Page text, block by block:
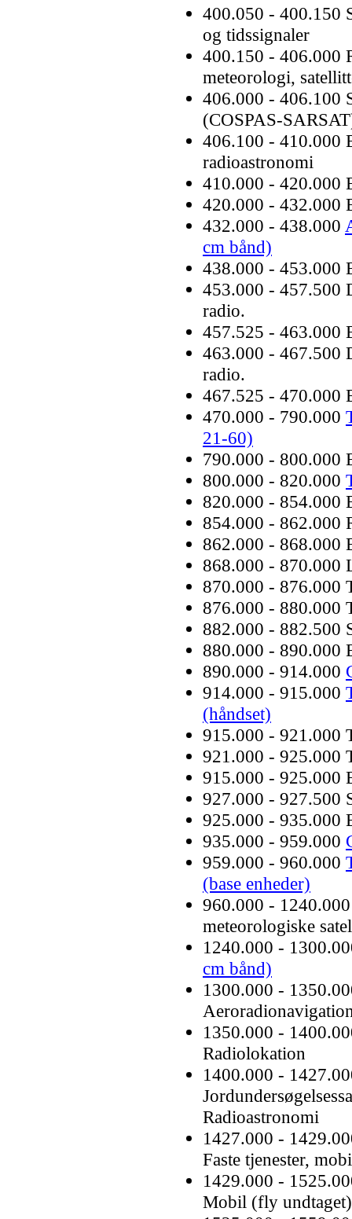
400.050 - 400.150
og tidssignaler
400.150 - 406.000
meteorologi,
406.000 - 406.100
(COSPAS-
406.100 - 410.000
radioastronomi
410.000 - 420.000
420.000 - 432.000
432.000 - 438.000
cm bånd)
438.000 - 453.000
453.000 - 457.500
radio.
457.525 - 463.000
463.000 - 467.500
radio.
467.525 - 470.000
470.000 - 790.000
21-60)
790.000 - 800.000
800.000 - 820.000
820.000 - 854.000
854.000 - 862.000
862.000 - 868.000
868.000 - 870.000
870.000 - 876.000
876.000 - 880.000
882.000 - 882.500
880.000 - 890.000
890.000 - 914.000
914.000 - 915.000
(håndset)
915.000 - 921.000
921.000 - 925.000
915.000 - 925.000
927.000 - 927.500
925.000 - 935.000
935.000 - 959.000
959.000 - 960.000
(base enheder)
960.000 -
meteorologiske
1240.000 -
cm bånd)
1300.000 -
1350.000 -
Radiolokation
1400.000 -
Radioastronomi
1427.000 -
Faste tjenester,
1429.000 -
Mobil (fly